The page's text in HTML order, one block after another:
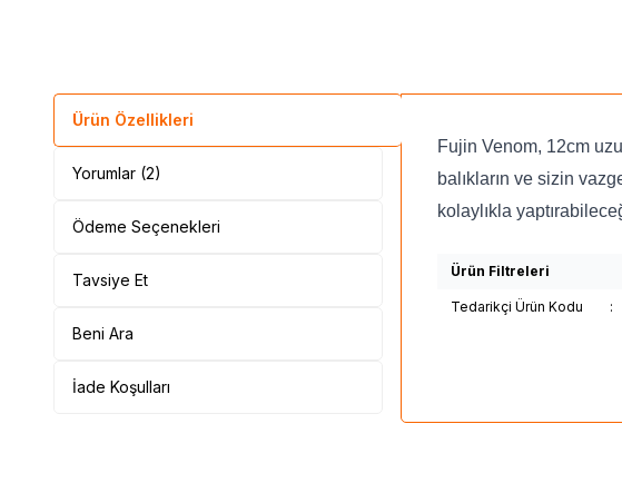
Ürün Özellikleri
Yorumlar (2)
Ödeme Seçenekleri
Tavsiye Et
Beni Ara
İade Koşulları
Fujin Venom, 12cm
balıkların ve sizin
kolaylıkla
Ürün Filtreleri
Tedarikçi Ürün Kodu :